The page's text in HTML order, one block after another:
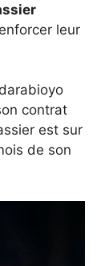
leur
contrat
est sur
de son